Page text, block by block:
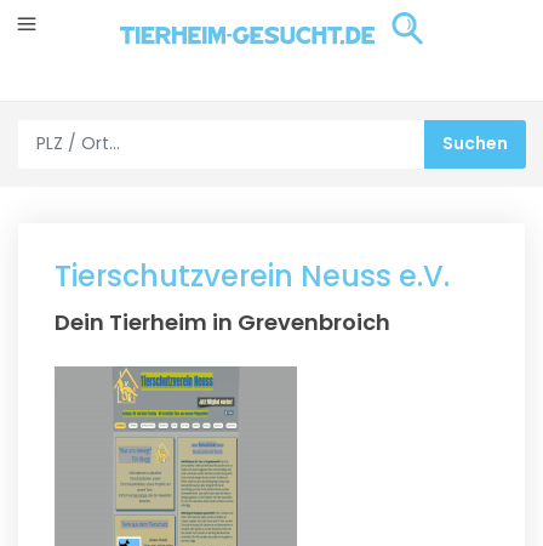
Tierschutzverein Neuss e.V.
Dein Tierheim in Grevenbroich